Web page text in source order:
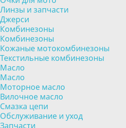
Линзы и запчасти
Джерси
Комбинезоны
Комбинезоны
Кожаные мотокомбинезоны
Текстильные комбинезоны
Масло
Масло
Моторное масло
Вилочное масло
Смазка цепи
Обслуживание и уход
Запчасти